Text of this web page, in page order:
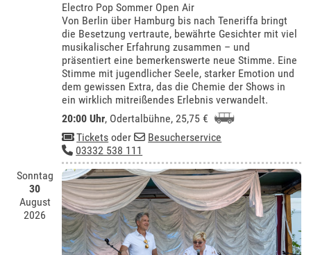
Electro Pop Sommer Open Air
Von Berlin über Hamburg bis nach Teneriffa bringt
die Besetzung vertraute, bewährte Gesichter mit viel
musikalischer Erfahrung zusammen – und
präsentiert eine bemerkenswerte neue Stimme. Eine
Stimme mit jugendlicher Seele, starker Emotion und
dem gewissen Extra, das die Chemie der Shows in
ein wirklich mitreißendes Erlebnis verwandelt.
20:00 Uhr, Odertalbühne, 25,75 €
Tickets oder
Besucherservice
03332 538 111
Sonntag
30
August
2026